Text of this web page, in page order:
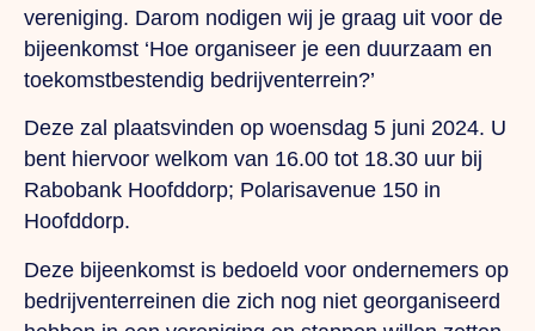
vereniging. Darom nodigen wij je graag uit voor de
bijeenkomst ‘Hoe organiseer je een duurzaam en
toekomstbestendig bedrijventerrein?’
Deze zal plaatsvinden op woensdag 5 juni 2024. U
bent hiervoor welkom van 16.00 tot 18.30 uur bij
Rabobank Hoofddorp; Polarisavenue 150 in
Hoofddorp.
Deze bijeenkomst is bedoeld voor ondernemers op
bedrijventerreinen die zich nog niet georganiseerd